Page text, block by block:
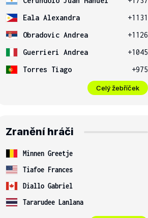
Eala Alexandra
+1131
Obradovic Andrea
+1126
Guerrieri Andrea
+1045
Torres Tiago
+975
Celý žebříček
Zranění hráči
Minnen Greetje
Tiafoe Frances
Diallo Gabriel
Tararudee Lanlana